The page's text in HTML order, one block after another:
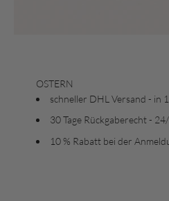
OSTERN
schneller DHL Versand - in
30 Tage Rückgaberecht -
10 % Rabatt bei der